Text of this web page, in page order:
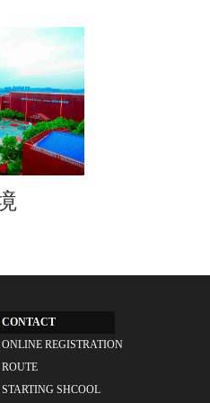
CONTACT
ONLINE REGISTRATION
ROUTE
STARTING SHCOOL